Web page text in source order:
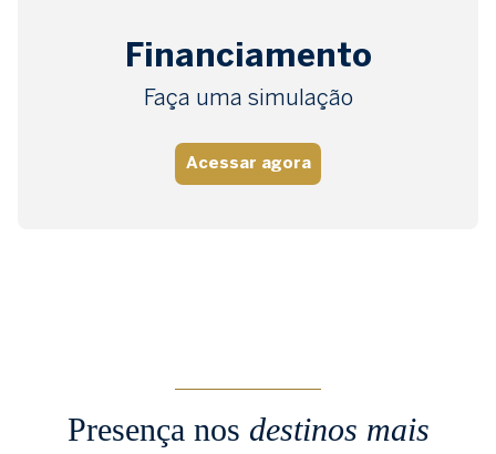
Financiamento
Faça uma simulação
Acessar agora
Presença nos destinos mais